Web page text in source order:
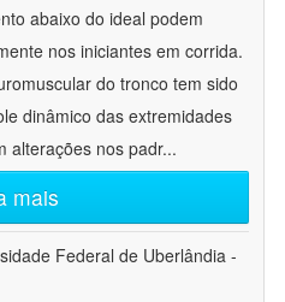
abaixo do ideal podem
nos iniciantes em corrida.
do tronco tem sido
dinâmico das extremidades
alterações nos padr...
mais
Federal de Uberlândia -